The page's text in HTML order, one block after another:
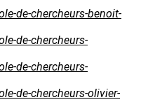
de-chercheurs-benoit-
de-chercheurs-
de-chercheurs-
de-chercheurs-olivier-